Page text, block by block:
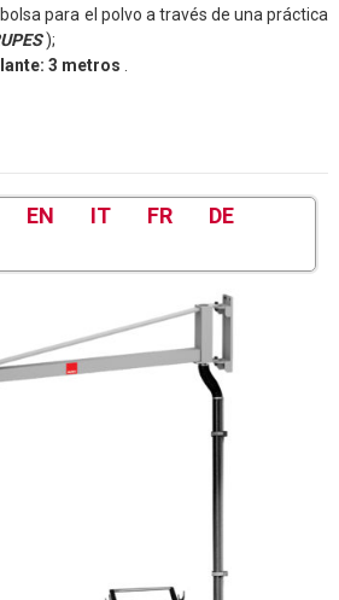
para el polvo a través de una práctica
);
3 metros
EN IT FR
DE